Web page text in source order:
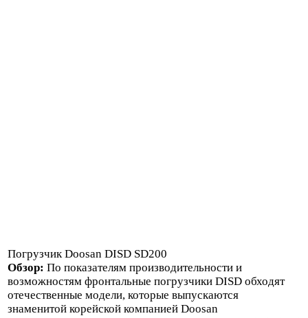
Погрузчик Doosan DISD SD200
Обзор: По показателям производительности и
возможностям фронтальные погрузчики DISD обходят
отечественные модели, которые выпускаются
знаменитой корейской компанией Doosan